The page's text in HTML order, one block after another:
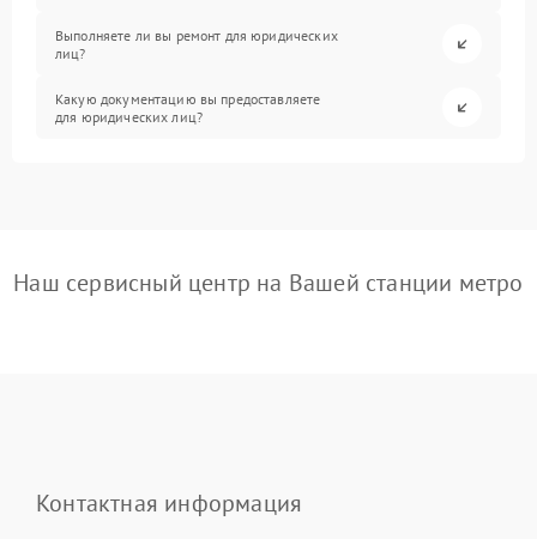
Выполняете ли вы ремонт для юридических
лиц?
Какую документацию вы предоставляете
для юридических лиц?
Наш сервисный центр на Вашей станции метро
Контактная информация